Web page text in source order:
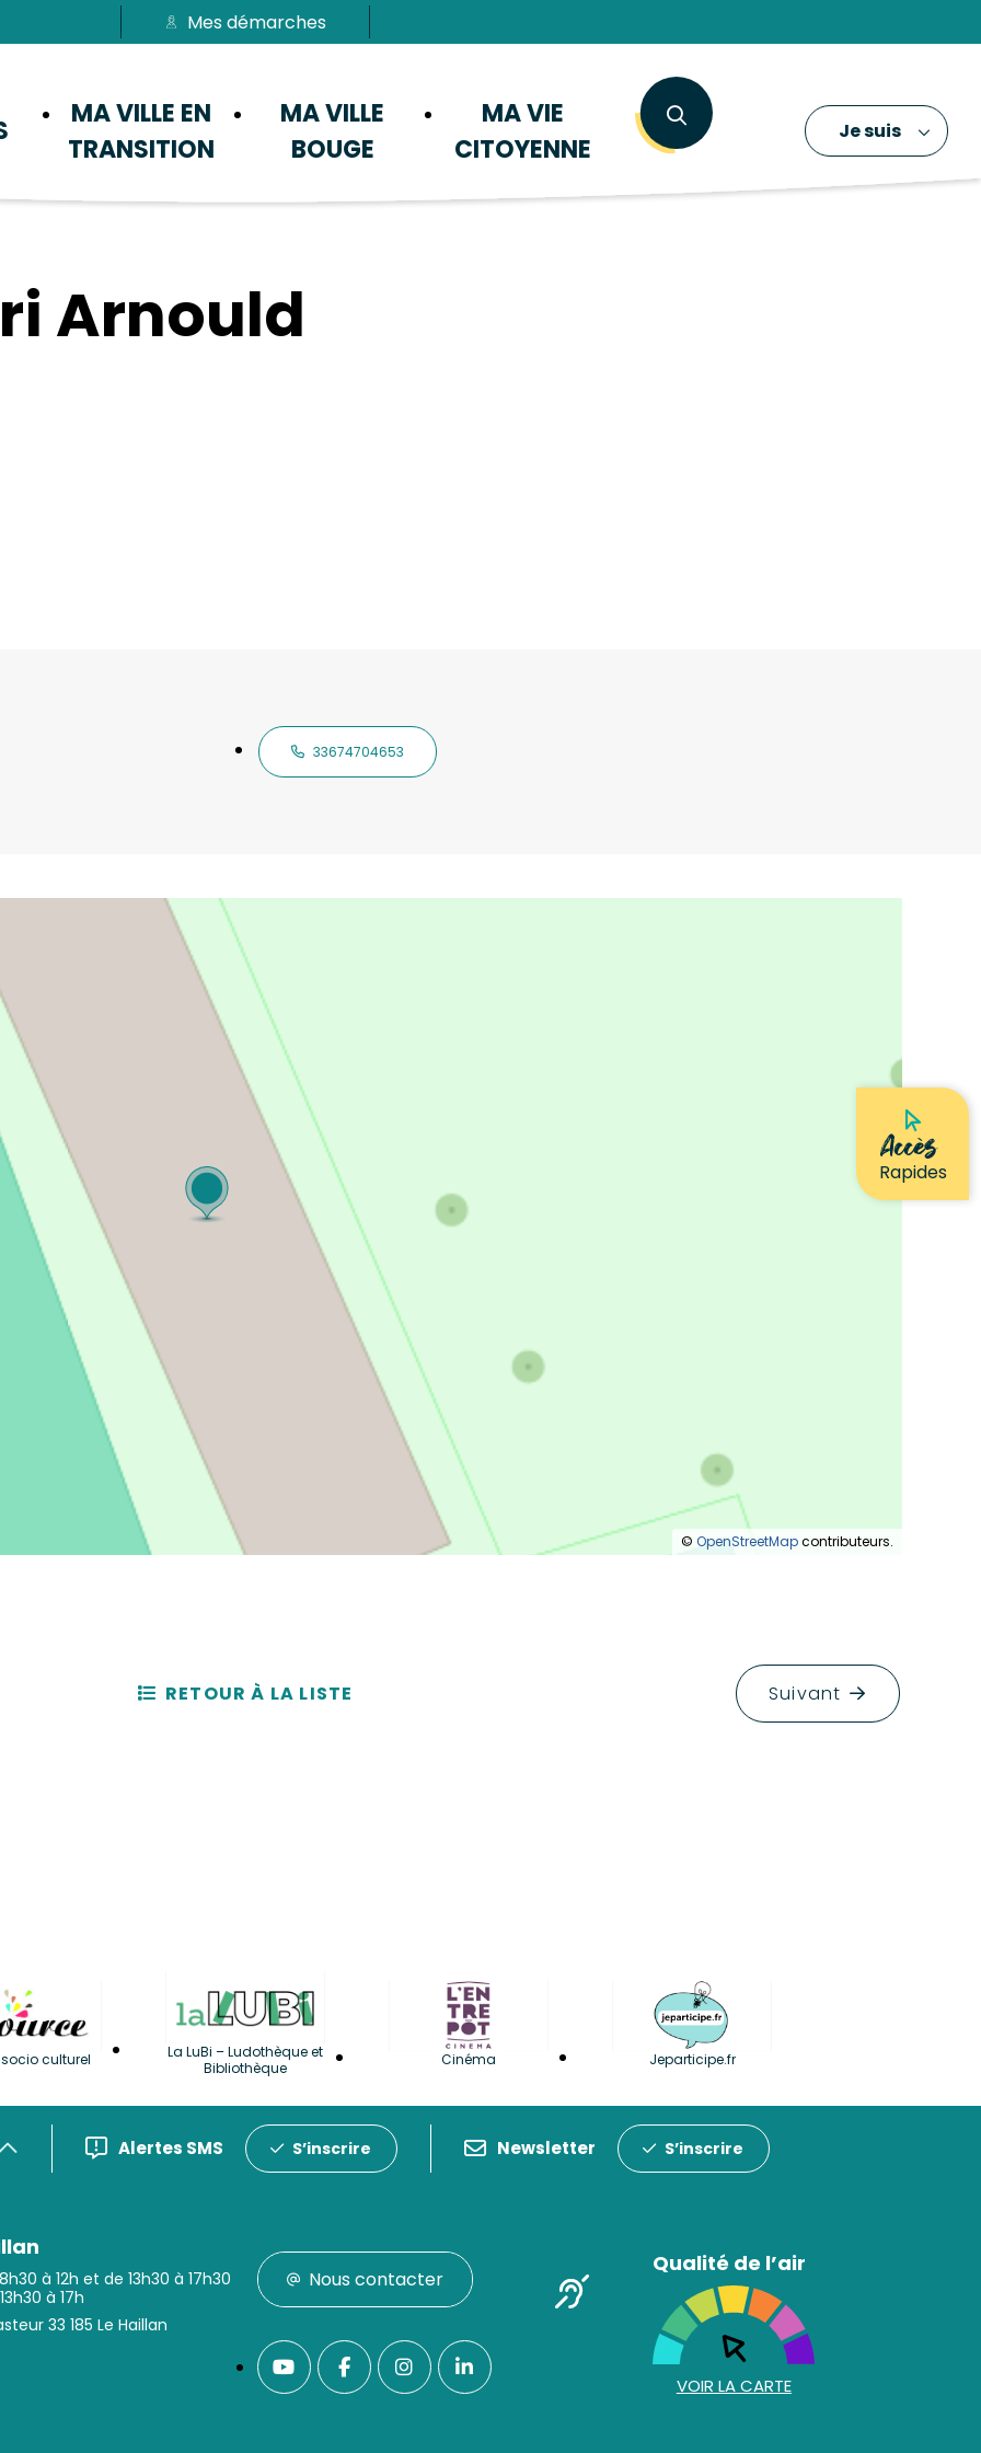
Passer au contenu
Mes démarches
MA VILLE EN
TRANSITION
MA VILLE
BOUGE
MA VIE
CITOYENNE
Accès
Rapides
Je suis
Arnould
33674704653
© OpenStreetMapcontributeurs.
RETOUR À LA LISTE Suivant
culturel
La LuBi – Ludothèque et
Bibliothèque
Cinéma Jeparticipe.fr
Alertes SMS S’inscrire Newsletter S’inscrire
à 12h et de 13h30 à 17h30
à 17h
33 185 Le Haillan
Nous contacter
Qualité de l’air
VOIR LA CARTE